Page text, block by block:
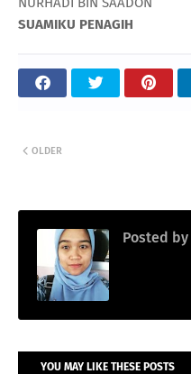
SUAMIKU PENAGIH
OLDER
Posted by
YOU MAY LIKE THESE POSTS